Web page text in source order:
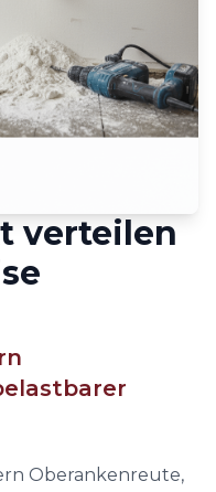
verteilen
Oberankenreute,